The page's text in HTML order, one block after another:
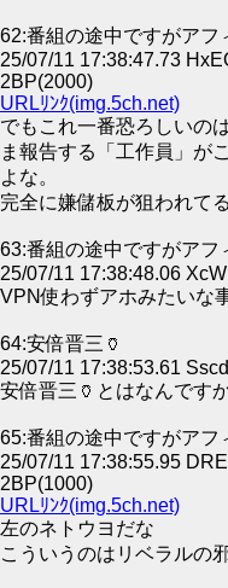
62:番組の途中ですがアフ
25/07/11 17:38:47.73
2BP(2000)
URLﾘﾝｸ(img.5ch.net)
でもこれ一番恐ろしいの
ま報告する「工作員」が
よな。
完全に嫌儲板が狙われてる
63:番組の途中ですがアフ
25/07/11 17:38:48.06
VPN使わずアホみたいな
64:安倍晋三🏺
25/07/11 17:38:53.61
安倍晋三🏺とはなんです
65:番組の途中ですがアフ
25/07/11 17:38:55.95
2BP(1000)
URLﾘﾝｸ(img.5ch.net)
左のネトウヨだな
こういうのはリベラルの